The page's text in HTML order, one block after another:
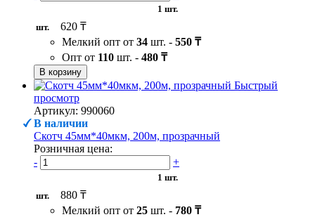
1 шт.
шт.
620 ₸
Мелкий опт от 34 шт. - 550 ₸
Опт от 110 шт. - 480 ₸
В корзину
Быстрый
просмотр
Артикул: 990060
В наличии
Скотч 45мм*40мкм, 200м, прозрачный
Розничная цена:
-
+
1 шт.
шт.
880 ₸
Мелкий опт от 25 шт. - 780 ₸